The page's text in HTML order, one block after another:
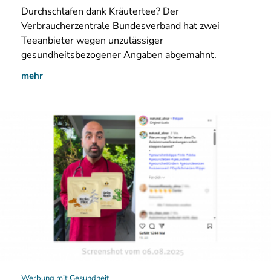
Durchschlafen dank Kräutertee? Der
Verbraucherzentrale Bundesverband hat zwei
Teeanbieter wegen unzulässiger
gesundheitsbezogener Angaben abgemahnt.
mehr